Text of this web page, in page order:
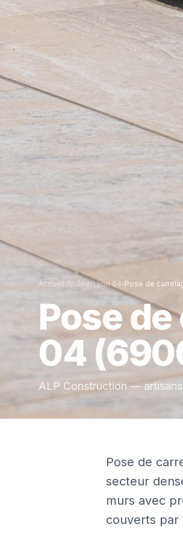
Accueil›Rhône›Lyon 04›Pose de
Pose
04
ALP Construction —
Pose de
secteur
murs avec
couverts par